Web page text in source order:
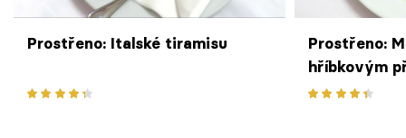
Prostřeno: Italské tiramisu
Prostřeno:
hříbkovým